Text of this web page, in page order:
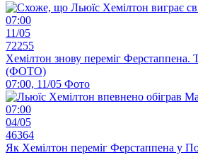
07:00
11/05
72255
Хемілтон знову переміг Ферстаппена.
(ФОТО)
07:00, 11/05 Фото
07:00
04/05
46364
Як Хемілтон переміг Ферстаппена у